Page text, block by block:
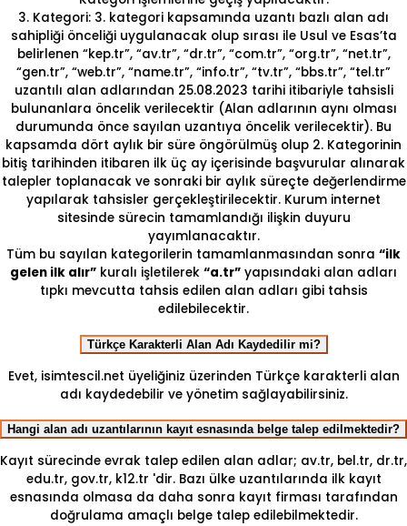
3. Kategori: 3. kategori kapsamında uzantı bazlı alan adı
sahipliği önceliği uygulanacak olup sırası ile Usul ve Esas’ta
belirlenen “kep.tr”, “av.tr”, “dr.tr”, “com.tr”, “org.tr”, “net.tr”,
“gen.tr”, “web.tr”, “name.tr”, “info.tr”, “tv.tr”, “bbs.tr”, “tel.tr”
uzantılı alan adlarından 25.08.2023 tarihi itibariyle tahsisli
bulunanlara öncelik verilecektir (Alan adlarının aynı olması
durumunda önce sayılan uzantıya öncelik verilecektir). Bu
kapsamda dört aylık bir süre öngörülmüş olup 2. Kategorinin
bitiş tarihinden itibaren ilk üç ay içerisinde başvurular alınarak
talepler toplanacak ve sonraki bir aylık süreçte değerlendirme
yapılarak tahsisler gerçekleştirilecektir. Kurum internet
sitesinde sürecin tamamlandığı ilişkin duyuru
yayımlanacaktır.
Tüm bu sayılan kategorilerin tamamlanmasından sonra “ilk
gelen ilk alır” kuralı işletilerek “a.tr” yapısındaki alan adları
tıpkı mevcutta tahsis edilen alan adları gibi tahsis
edilebilecektir.
Türkçe Karakterli Alan Adı Kaydedilir mi?
Evet, isimtescil.net üyeliğiniz üzerinden Türkçe karakterli alan
adı kaydedebilir ve yönetim sağlayabilirsiniz.
Hangi alan adı uzantılarının kayıt esnasında belge talep edilmektedir?
Kayıt sürecinde evrak talep edilen alan adlar; av.tr, bel.tr, dr.tr,
edu.tr, gov.tr, k12.tr 'dir. Bazı ülke uzantılarında ilk kayıt
esnasında olmasa da daha sonra kayıt firması tarafından
doğrulama amaçlı belge talep edilebilmektedir.